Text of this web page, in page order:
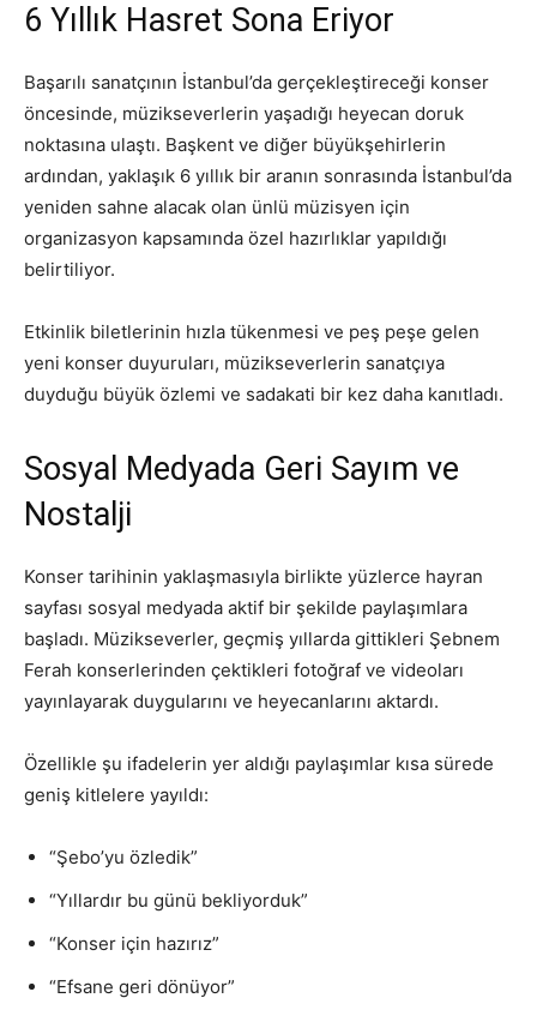
6 Yıllık Hasret Sona Eriyor
Başarılı sanatçının İstanbul’da gerçekleştireceği konser
öncesinde, müzikseverlerin yaşadığı heyecan doruk
noktasına ulaştı. Başkent ve diğer büyükşehirlerin
ardından, yaklaşık 6 yıllık bir aranın sonrasında İstanbul’da
yeniden sahne alacak olan ünlü müzisyen için
organizasyon kapsamında özel hazırlıklar yapıldığı
belirtiliyor.
Etkinlik biletlerinin hızla tükenmesi ve peş peşe gelen
yeni konser duyuruları, müzikseverlerin sanatçıya
duyduğu büyük özlemi ve sadakati bir kez daha kanıtladı.
Sosyal Medyada Geri Sayım ve
Nostalji
Konser tarihinin yaklaşmasıyla birlikte yüzlerce hayran
sayfası sosyal medyada aktif bir şekilde paylaşımlara
başladı. Müzikseverler, geçmiş yıllarda gittikleri Şebnem
Ferah konserlerinden çektikleri fotoğraf ve videoları
yayınlayarak duygularını ve heyecanlarını aktardı.
Özellikle şu ifadelerin yer aldığı paylaşımlar kısa sürede
geniş kitlelere yayıldı:
“Şebo’yu özledik”
“Yıllardır bu günü bekliyorduk”
“Konser için hazırız”
“Efsane geri dönüyor”